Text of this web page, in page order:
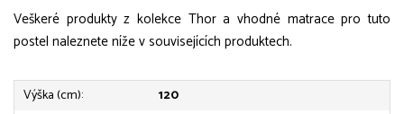
Veškeré produkty z kolekce Thor a vhodné matrace pro tuto
postel naleznete níže v souvisejících produktech.
Výška (cm):
120